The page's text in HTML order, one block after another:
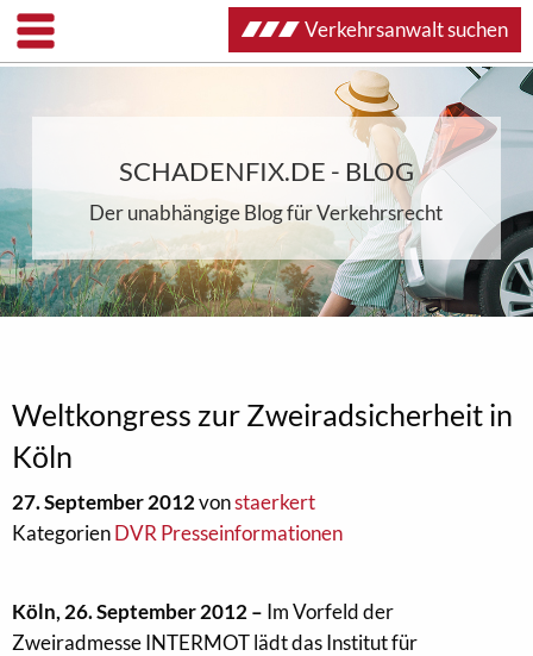
SCHADENFIX.DE - BLOG
Der unabhängige Blog für Verkehrsrecht
Weltkongress zur Zweiradsicherheit in
Köln
27. September 2012vonstaerkert
KategorienDVR Presseinformationen
Köln, 26. September 2012 – Im Vorfeld der
Zweiradmesse INTERMOT lädt das Institut für
Verkehrsanwalt suchen